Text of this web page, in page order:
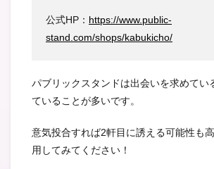
公式HP： https://www.public-
stand.com/shops/kabukicho/
パブリックスタンドは出会いを求めてい
ていることが多いです。
意気投合すれば2軒目に誘える可能性も
用してみてください！